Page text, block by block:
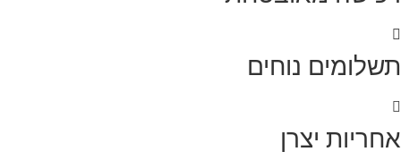
כחול
תשלומים נוחים
אחריות יצרן